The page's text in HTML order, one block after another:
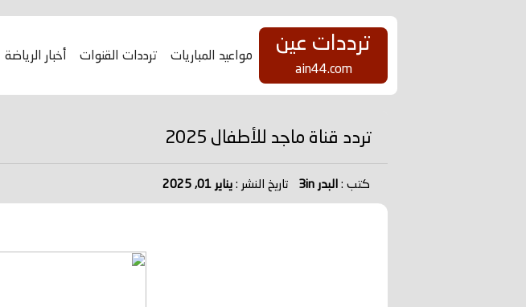
ترددات عين
ain44.com
مواعيد المباريات ترددات القنوات أخبار الرياضة
تردد قناة ماجد للأطفال 2025
كتب :البدر 3in تاريخ النشر :يناير 01, 2025